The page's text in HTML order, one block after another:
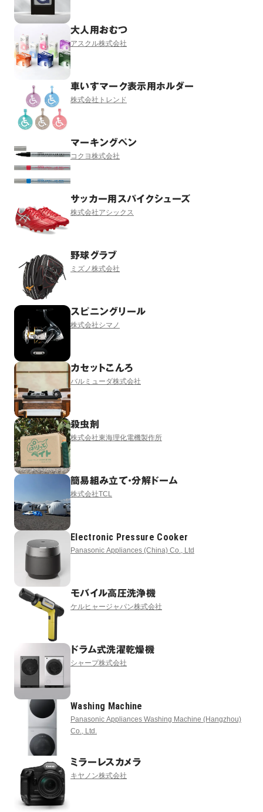
大人用おむつ
アスクル株式会社
車いすマーク表示用ホルダー
株式会社トレンド
マーキングペン
コクヨ株式会社
サッカー用スパイクシューズ
株式会社アシックス
野球グラブ
ミズノ株式会社
スピニングリール
株式会社シマノ
カセットこんろ
バルミューダ株式会社
殺虫剤
株式会社東海理化電機製作所
簡易組み立て・分解ドーム
株式会社TCL
Electronic Pressure Cooker
Panasonic Appliances (China) Co., Ltd
モバイル高圧洗浄機
ケルヒャージャパン株式会社
ドラム式洗濯乾燥機
シャープ株式会社
Washing Machine
Panasonic Appliances Washing Machine (Hangzhou)
Co., Ltd.
ミラーレスカメラ
キヤノン株式会社